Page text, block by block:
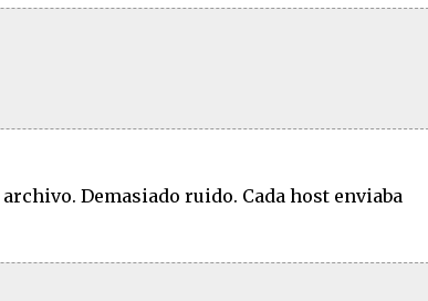
Demasiado ruido. Cada host enviaba